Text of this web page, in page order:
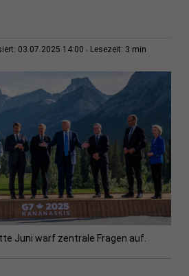
03.07.2025 14:00 Lesezeit: 3 min
Juni warf zentrale Fragen auf.